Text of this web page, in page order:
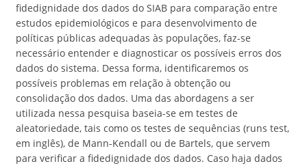
fidedignidade dos dados do SIAB para comparação entre
estudos epidemiológicos e para desenvolvimento de
políticas públicas adequadas às populações, faz-se
necessário entender e diagnosticar os possíveis erros dos
dados do sistema. Dessa forma, identificaremos os
possíveis problemas em relação à obtenção ou
consolidação dos dados. Uma das abordagens a ser
utilizada nessa pesquisa baseia-se em testes de
aleatoriedade, tais como os testes de sequências (runs test,
em inglês), de Mann-Kendall ou de Bartels, que servem
para verificar a fidedignidade dos dados. Caso haja dados